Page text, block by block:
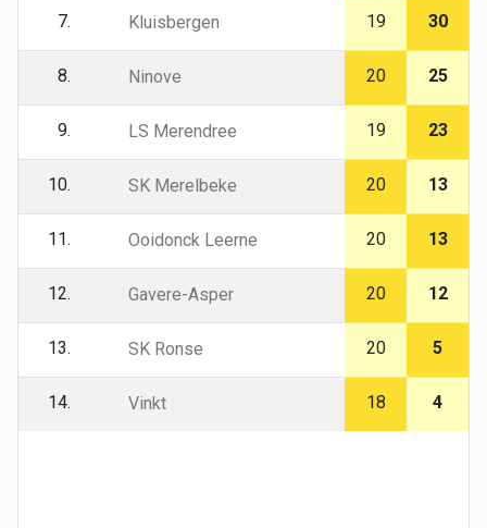
7. Kluisbergen 19 30
8. Ninove 20 25
9. LS Merendree 19 23
10. SK Merelbeke 20 13
11. Ooidonck Leerne 20 13
12. Gavere-Asper 20 12
13. SK Ronse 20 5
14. Vinkt 18 4